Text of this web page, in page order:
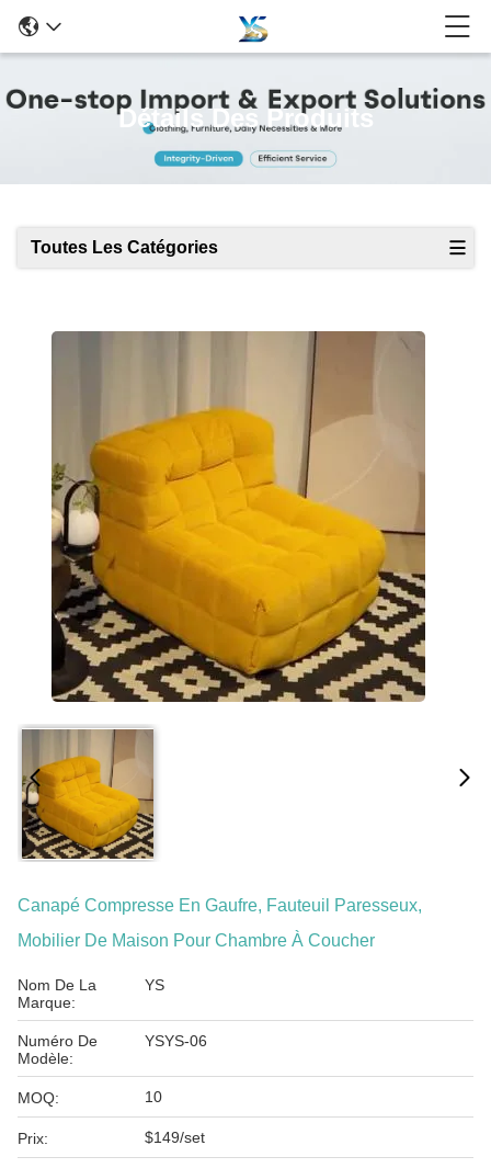
Détails Des Produits
Toutes Les Catégories
Canapé Compresse En Gaufre, Fauteuil Paresseux,
Mobilier De Maison Pour Chambre À Coucher
Nom De La
Marque:
YS
Numéro De
Modèle:
YSYS-06
MOQ: 10
Prix: $149/set